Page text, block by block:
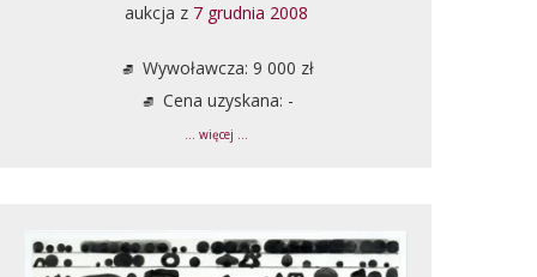
aukcja z 7 grudnia 2008
Wywoławcza: 9 000 zł
Cena uzyskana: -
... więcej ...